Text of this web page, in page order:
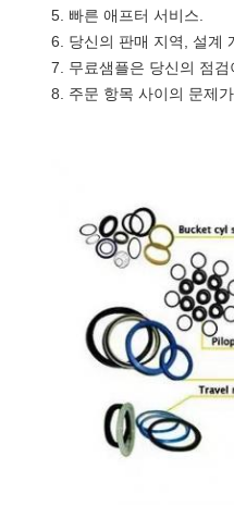
5. 빠른 애프터 서비스.
6. 당신의 판매 지역, 설계
7. 무료샘플은 당신의 점검
8. 주문 항목 사이의 문제